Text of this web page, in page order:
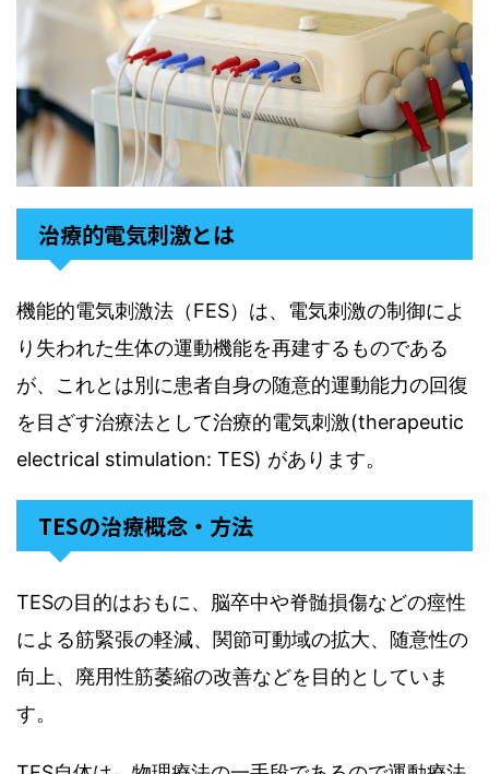
治療的電気刺激とは
機能的電気刺激法（FES）は、電気刺激の制御によ
り失われた生体の運動機能を再建するものである
が、これとは別に患者自身の随意的運動能力の回復
を目ざす治療法として治療的電気刺激(therapeutic
electrical stimulation: TES) があります。
TESの治療概念・方法
TESの目的はおもに、脳卒中や脊髄損傷などの痙性
による筋緊張の軽減、関節可動域の拡大、随意性の
向上、廃用性筋萎縮の改善などを目的としていま
す。